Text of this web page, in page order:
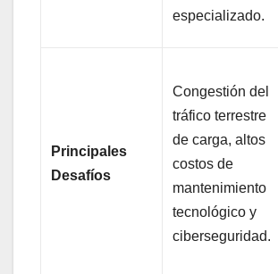
especializado.
Principales
Desafíos
Congestión del
tráfico terrestre
de carga, altos
costos de
mantenimiento
tecnológico y
ciberseguridad.